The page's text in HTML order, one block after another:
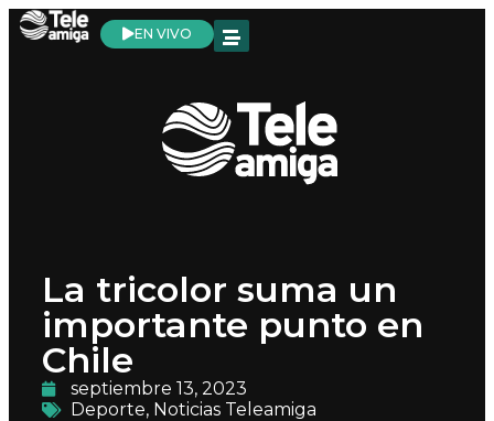
EN VIVO
La tricolor suma un
importante punto en
Chile
septiembre 13, 2023
Deporte, Noticias Teleamiga